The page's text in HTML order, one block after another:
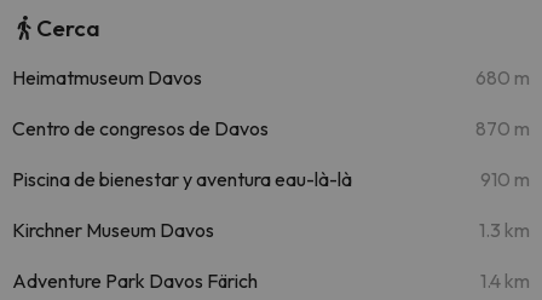
Cerca
Heimatmuseum Davos 680 m
Centro de congresos de Davos 870 m
Piscina de bienestar y aventura eau-là-là 910 m
Kirchner Museum Davos 1.3 km
Adventure Park Davos Färich 1.4 km